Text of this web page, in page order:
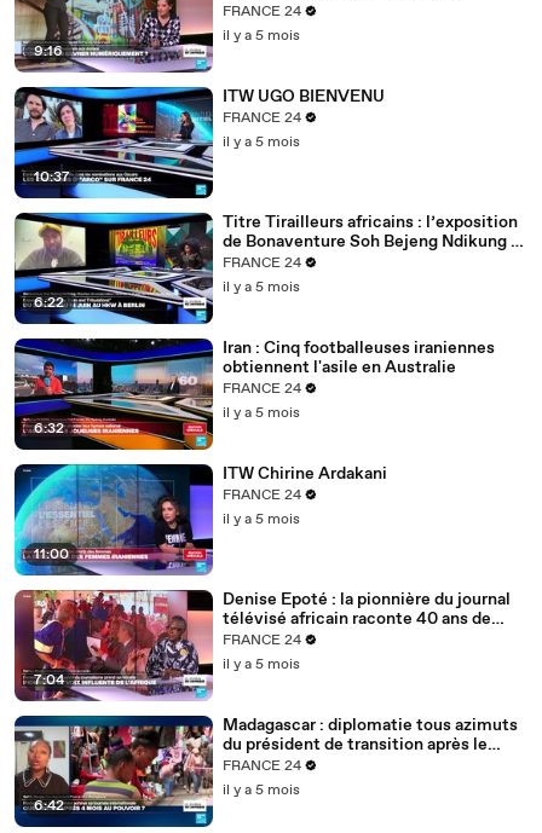
9:16
FRANCE 24
il y a 5 mois
10:37
ITW UGO BIENVENU
FRANCE 24
il y a 5 mois
6:22
Titre Tirailleurs africains : l’exposition
de Bonaventure Soh Bejeng Ndikung à
Berlin
FRANCE 24
il y a 5 mois
6:32
Iran : Cinq footballeuses iraniennes
obtiennent l'asile en Australie
FRANCE 24
il y a 5 mois
11:00
ITW Chirine Ardakani
FRANCE 24
il y a 5 mois
7:04
Denise Epoté : la pionnière du journal
télévisé africain raconte 40 ans de
carrière
FRANCE 24
il y a 5 mois
6:42
Madagascar : diplomatie tous azimuts
du président de transition après le
putsch
FRANCE 24
il y a 5 mois